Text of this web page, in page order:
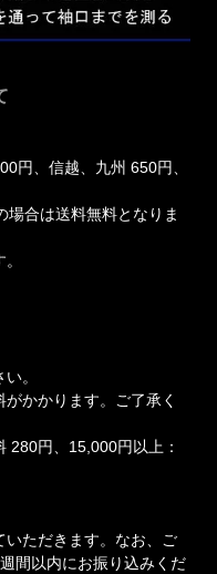
円、信越、九州 650円、
場合は送料無料となりま
。
かかります。ご了承く
280円、15,000円以上：
いただきます。なお、ご
間以内にお振り込みくだ